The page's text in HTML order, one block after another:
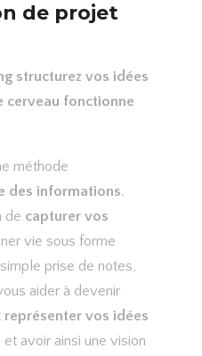
de projet
structurez vos idées
cerveau fonctionne
méthode
des informations.
de capturer vos
vie sous forme
prise de notes,
aider à devenir
représenter vos idées
et avoir ainsi une vision